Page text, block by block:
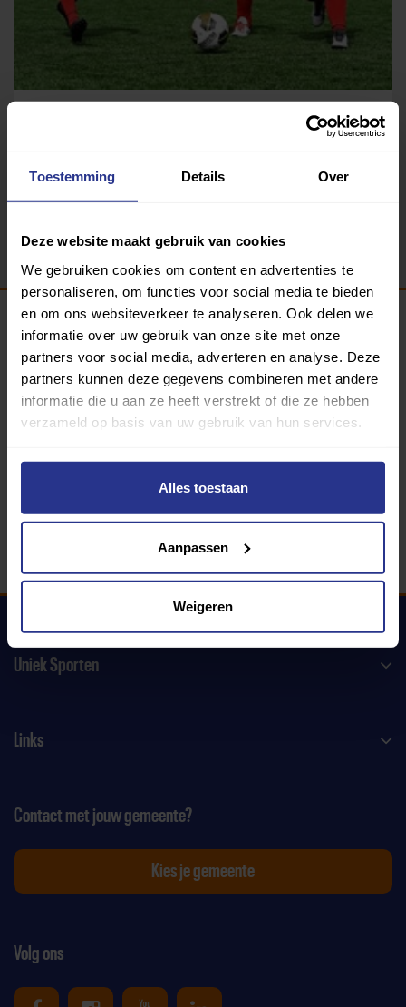
Toestemming Details Over
Deze website maakt gebruik van cookies
We gebruiken cookies om content en advertenties te
personaliseren, om functies voor social media te bieden
en om ons websiteverkeer te analyseren. Ook delen we
informatie over uw gebruik van onze site met onze
partners voor social media, adverteren en analyse. Deze
partners kunnen deze gegevens combineren met andere
informatie die u aan ze heeft verstrekt of die ze hebben
verzameld op basis van uw gebruik van hun services.
Alles toestaan
Aanpassen
Weigeren
Programma van:
340 gemeenten
Uniek Sporten
Links
Volg ons
Contact met jouw gemeente?
Kies je gemeente